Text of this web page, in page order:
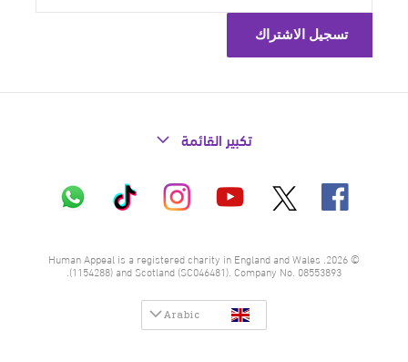
تكبير القائمة
فيسبوك يوتيوب إنستاغرام تيك
توك
واتساب
© 2026. Human Appeal is a registered charity in England and Wales
(1154288) and Scotland (SC046481). Company No. 08553893.
Arabic